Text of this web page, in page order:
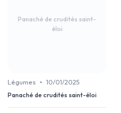
Panaché de crudités saint-
éloi
Légumes • 10/01/2025
Panaché de crudités saint-éloi